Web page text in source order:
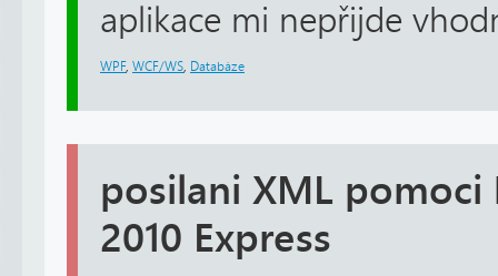
aplikace mi nepřijde
WPF, WCF/WS Databáze
posilani XML
2010 Express